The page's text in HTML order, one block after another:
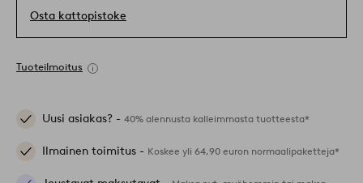
Osta kattopistoke
Tuoteilmoitus
Uusi asiakas? - 40% alennusta kalleimmasta tuotteesta*
Ilmainen toimitus - Koskee yli 64,90 euron normaalipaketteja*